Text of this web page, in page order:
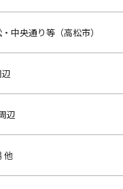
中央通り等（高松市）
辺
他